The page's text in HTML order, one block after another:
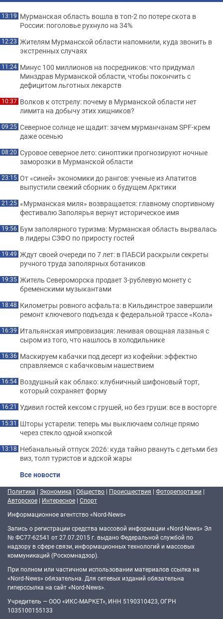
13:19 Мурманская область вошла в топ-2 по потере скота в
России: поголовье рухнуло на 34%
12:23 Жителям Мурманской области напомнили, куда звонить в
экстренных случаях
11:24 Минус 100 миллионов на посредников: что придумал
Минздрав Мурманской области, чтобы покончить с
дефицитом льготных лекарств
10:37 Волков к отстрелу: почему в Мурманской области нет
лимита на добычу этих хищников?
09:25 Северное солнце не щадит: зачем мурманчанам SPF-крем
даже осенью
08:20 Суровое северное лето: синоптики прогнозируют ночные
заморозки в Мурманской области
23:15 От «синей» экономики до рангов: ученые из Апатитов
выпустили свежий сборник о будущем Арктики
21:25 «Мурманская миля» возвращается: главному спортивному
фестивалю Заполярья вернут историческое имя
19:56 Бум заполярного туризма: Мурманская область вырвалась
в лидеры СЗФО по приросту гостей
19:49 Ждут своей очереди по 7 лет: в ПАБСИ раскрыли секреты
ручного труда заполярных ботаников
19:35 Житель Североморска продает 3-рублевую монету с
бременскими музыкантами
18:48 Километры ровного асфальта: в Кильдинстрое завершили
ремонт ключевого подъезда к федеральной трассе «Кола»
16:39 Итальянская импровизация: ленивая овощная лазанья с
сыром из того, что нашлось в холодильнике
16:36 Маскируем кабачки под десерт из кофейни: эффектно
справляемся с кабачковым нашествием
16:54 Воздушный как облако: клубничный шифоновый торт,
который сохраняет форму
16:21 Удивил гостей кексом с грушей, но без груши: все в восторге
15:31 Шторы устарели: теперь мы выключаем солнце прямо
через стекло одной кнопкой
13:18 Небанальный отпуск 2026: куда тайно рвануть с детьми без
виз, толп туристов и адской жары
Все новости
Политика | Экономика | Общество | Происшествия | Фоторепортажи |
Авторское | Интересное | Спорт
Информационное агентство «Nord-News»
Запись о регистрации средства массовой информации «Nord-News» Эл
№ ФС77-62541 от 27.07.2015 г. выдано Федеральной службой по
надзору в сфере связи, информационных технологий и массовых
коммуникаций (Роскомнадзор).
При полном или частичном использовании материалов ссылка на
«Nord-News» обязательна. Для сетевых изданий обязательна
гиперссылка на сайт «Nord-News».
Учредитель — ООО «ИКС-МАРКЕТ», ИНН 5190310423, ОГРН
1035100155133